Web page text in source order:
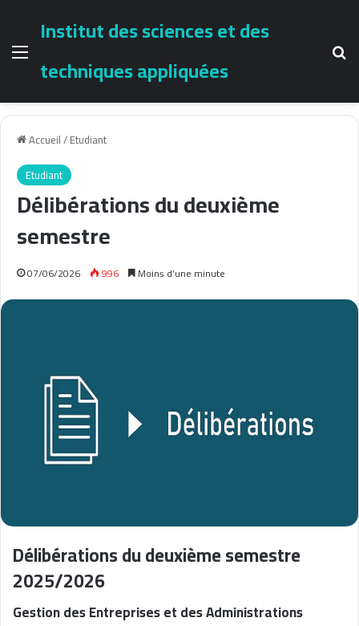
Menu
Institut des sciences et des
techniques appliquées
Accueil/Etudiant
Etudiant
Délibérations du deuxième
semestre
07/06/2026 996 Moins d’une minute
Délibérations du deuxième semestre
2025/2026
Gestion des Entreprises et des Administrations